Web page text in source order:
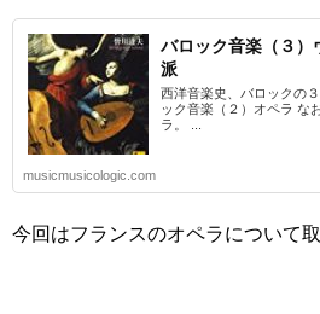
バロック音楽（３）
派
西洋音楽史、バロックの
ック音楽（２）オペラ な
ラ。 ...
musicmusicologic.com
今回はフランスのオペラについて取